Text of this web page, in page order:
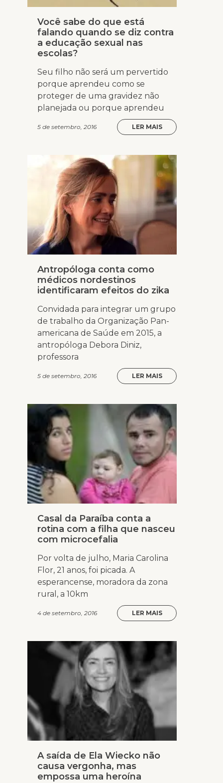
Você sabe do que está
falando quando se diz contra
a educação sexual nas
escolas?
Seu filho não será um pervertido
porque aprendeu como se
proteger de uma gravidez não
planejada ou porque aprendeu
5 de setembro, 2016 LER MAIS
Antropóloga conta como
médicos nordestinos
identificaram efeitos do zika
Convidada para integrar um grupo
de trabalho da Organização Pan-
americana de Saúde em 2015, a
antropóloga Debora Diniz,
professora
5 de setembro, 2016 LER MAIS
Casal da Paraíba conta a
rotina com a filha que nasceu
com microcefalia
Por volta de julho, Maria Carolina
Flor, 21 anos, foi picada. A
esperancense, moradora da zona
rural, a 10km
4 de setembro, 2016 LER MAIS
A saída de Ela Wiecko não
causa vergonha, mas
empossa uma heroína